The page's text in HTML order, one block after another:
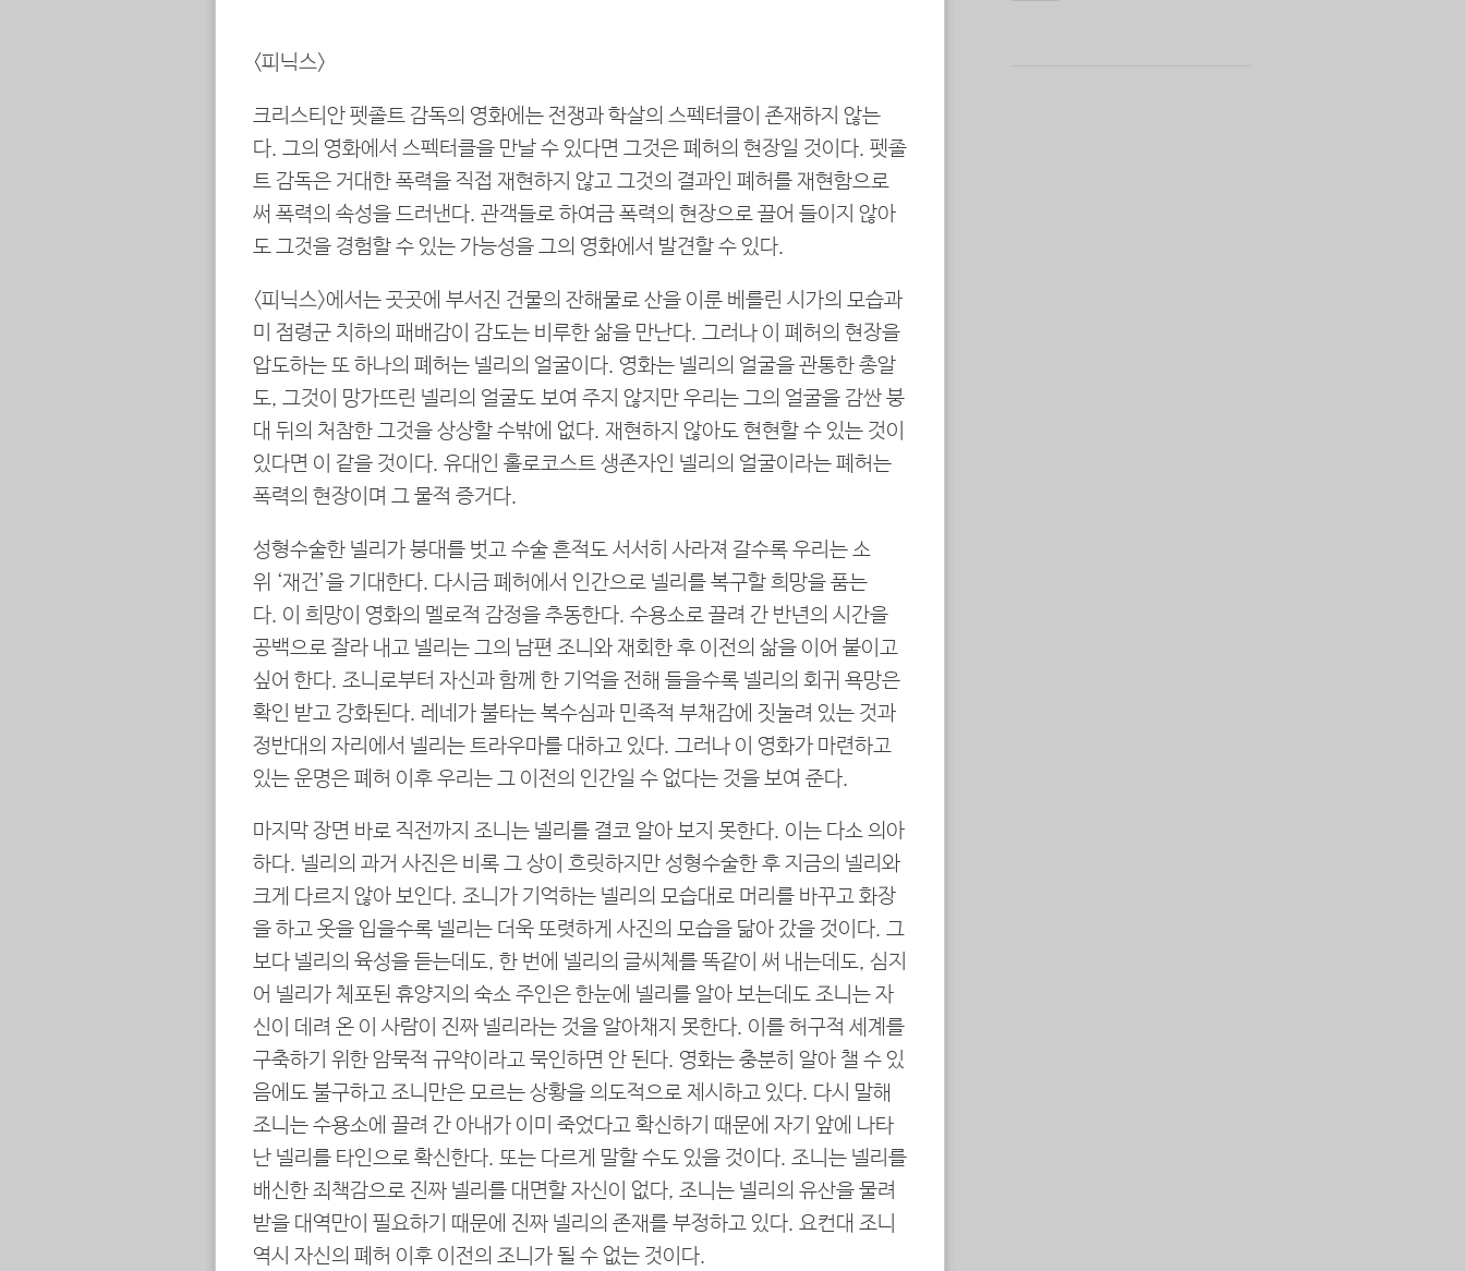
<피닉스>
크리스티안 펫졸트 감독의 영화에는 전쟁과 학살의 스펙터클이 존재하지 않는
다. 그의 영화에서 스펙터클을 만날 수 있다면 그것은 폐허의 현장일 것이다. 펫졸
트 감독은 거대한 폭력을 직접 재현하지 않고 그것의 결과인 폐허를 재현함으로
써 폭력의 속성을 드러낸다. 관객들로 하여금 폭력의 현장으로 끌어 들이지 않아
도 그것을 경험할 수 있는 가능성을 그의 영화에서 발견할 수 있다.
<피닉스>에서는 곳곳에 부서진 건물의 잔해물로 산을 이룬 베를린 시가의 모습과
미 점령군 치하의 패배감이 감도는 비루한 삶을 만난다. 그러나 이 폐허의 현장을
압도하는 또 하나의 폐허는 넬리의 얼굴이다. 영화는 넬리의 얼굴을 관통한 총알
도, 그것이 망가뜨린 넬리의 얼굴도 보여 주지 않지만 우리는 그의 얼굴을 감싼 붕
대 뒤의 처참한 그것을 상상할 수밖에 없다. 재현하지 않아도 현현할 수 있는 것이
있다면 이 같을 것이다. 유대인 홀로코스트 생존자인 넬리의 얼굴이라는 폐허는
폭력의 현장이며 그 물적 증거다.
성형수술한 넬리가 붕대를 벗고 수술 흔적도 서서히 사라져 갈수록 우리는 소
위 ‘재건’을 기대한다. 다시금 폐허에서 인간으로 넬리를 복구할 희망을 품는
다. 이 희망이 영화의 멜로적 감정을 추동한다. 수용소로 끌려 간 반년의 시간을
공백으로 잘라 내고 넬리는 그의 남편 조니와 재회한 후 이전의 삶을 이어 붙이고
싶어 한다. 조니로부터 자신과 함께 한 기억을 전해 들을수록 넬리의 회귀 욕망은
확인 받고 강화된다. 레네가 불타는 복수심과 민족적 부채감에 짓눌려 있는 것과
정반대의 자리에서 넬리는 트라우마를 대하고 있다. 그러나 이 영화가 마련하고
있는 운명은 폐허 이후 우리는 그 이전의 인간일 수 없다는 것을 보여 준다.
마지막 장면 바로 직전까지 조니는 넬리를 결코 알아 보지 못한다. 이는 다소 의아
하다. 넬리의 과거 사진은 비록 그 상이 흐릿하지만 성형수술한 후 지금의 넬리와
크게 다르지 않아 보인다. 조니가 기억하는 넬리의 모습대로 머리를 바꾸고 화장
을 하고 옷을 입을수록 넬리는 더욱 또렷하게 사진의 모습을 닮아 갔을 것이다. 그
보다 넬리의 육성을 듣는데도, 한 번에 넬리의 글씨체를 똑같이 써 내는데도, 심지
어 넬리가 체포된 휴양지의 숙소 주인은 한눈에 넬리를 알아 보는데도 조니는 자
신이 데려 온 이 사람이 진짜 넬리라는 것을 알아채지 못한다. 이를 허구적 세계를
구축하기 위한 암묵적 규약이라고 묵인하면 안 된다. 영화는 충분히 알아 챌 수 있
음에도 불구하고 조니만은 모르는 상황을 의도적으로 제시하고 있다. 다시 말해
조니는 수용소에 끌려 간 아내가 이미 죽었다고 확신하기 때문에 자기 앞에 나타
난 넬리를 타인으로 확신한다. 또는 다르게 말할 수도 있을 것이다. 조니는 넬리를
배신한 죄책감으로 진짜 넬리를 대면할 자신이 없다, 조니는 넬리의 유산을 물려
받을 대역만이 필요하기 때문에 진짜 넬리의 존재를 부정하고 있다. 요컨대 조니
역시 자신의 폐허 이후 이전의 조니가 될 수 없는 것이다.